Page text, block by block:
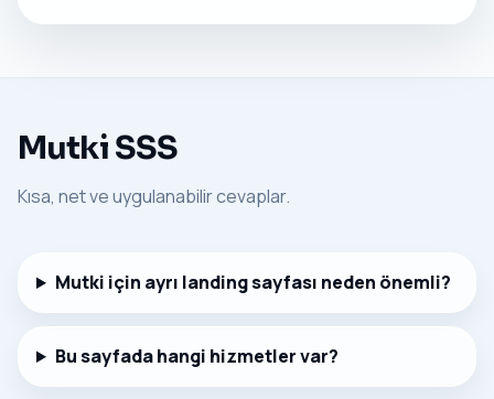
Mutki SSS
Kısa, net ve uygulanabilir cevaplar.
Mutki için ayrı landing sayfası neden önemli?
Bu sayfada hangi hizmetler var?